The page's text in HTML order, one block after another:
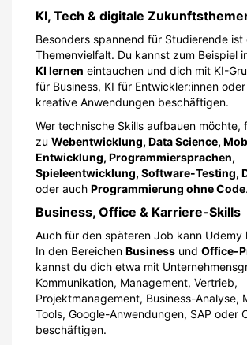
KI, Tech & digitale
Besonders spannend für Studierende
Themenvielfalt. Du kannst zum Beispiel
KI lernen eintauchen und dich mit KI-
für Business, KI für Entwickler:innen
kreative Anwendungen beschäftigen.
Wer technische Skills aufbauen möchte,
zu Webentwicklung, Data Science,
Entwicklung, Programmiersprachen,
Spieleentwicklung, Software-Testing,
oder auch Programmierung ohne Code.
Business, Office & Karriere-Skills
Auch für den späteren Job kann Udemy
In den Bereichen Business und Office-
kannst du dich etwa mit
Kommunikation, Management, Vertrieb,
Projektmanagement, Business-Analyse,
Tools, Google-Anwendungen, SAP oder
beschäftigen.